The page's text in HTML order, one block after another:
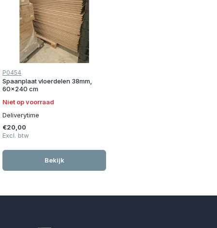
P0454
Spaanplaat vloerdelen 38mm,
60x240 cm
Niet op voorraad
Deliverytime
€20,00
Excl. btw
Bekijk